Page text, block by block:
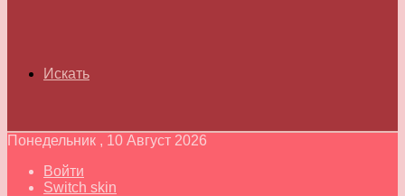
Искать
Понедельник , 10 Август 2026
Войти
Switch skin